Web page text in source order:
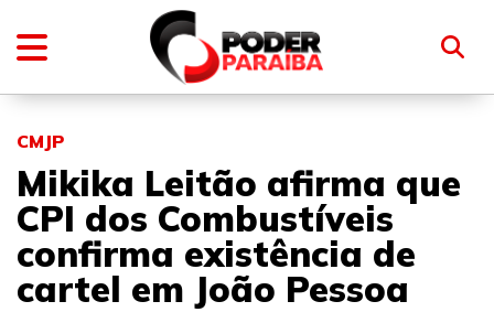
CMJP
Mikika Leitão afirma que
CPI dos Combustíveis
confirma existência de
cartel em João Pessoa